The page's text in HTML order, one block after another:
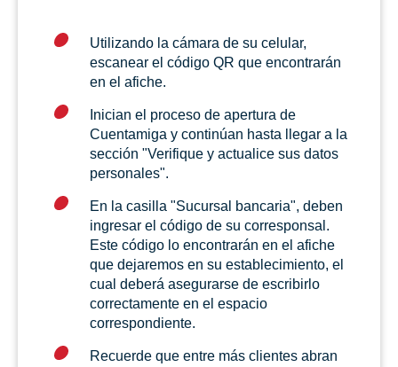
Utilizando la cámara de su celular,
escanear el código QR que encontrarán
en el afiche.
Inician el proceso de apertura de
Cuentamiga y continúan hasta llegar a la
sección "Verifique y actualice sus datos
personales".
En la casilla "Sucursal bancaria", deben
ingresar el código de su corresponsal.
Este código lo encontrarán en el afiche
que dejaremos en su establecimiento, el
cual deberá asegurarse de escribirlo
correctamente en el espacio
correspondiente.
Recuerde que entre más clientes abran